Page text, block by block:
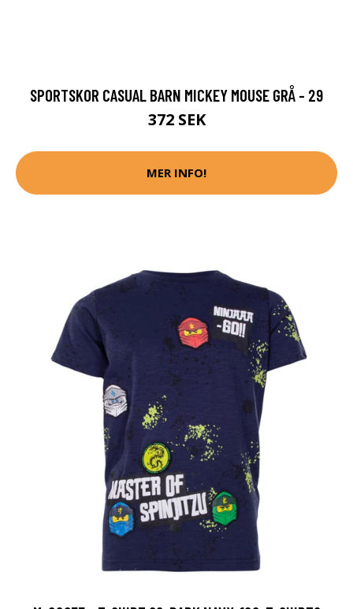
SPORTSKOR CASUAL BARN MICKEY MOUSE GRÅ - 29
372 SEK
MER INFO!